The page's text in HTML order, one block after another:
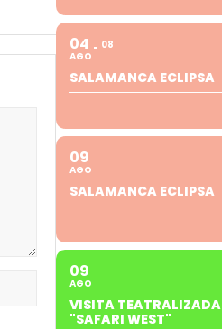
04
AGO
08
SALAMANCA ECLIPSA
09
AGO
SALAMANCA ECLIPSA
09
AGO
VISITA TEATRALIZADA
"SAFARI WEST"